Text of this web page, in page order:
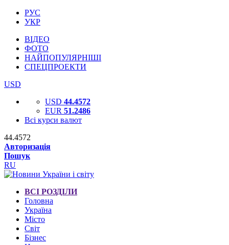
РУС
УКР
ВІДЕО
ФОТО
НАЙПОПУЛЯРНІШІ
СПЕЦПРОЕКТИ
USD
USD 44.4572
EUR 51.2486
Всі курси валют
44.4572
Авторизація
Пошук
RU
ВСІ РОЗДІЛИ
Головна
Україна
Місто
Світ
Бізнес